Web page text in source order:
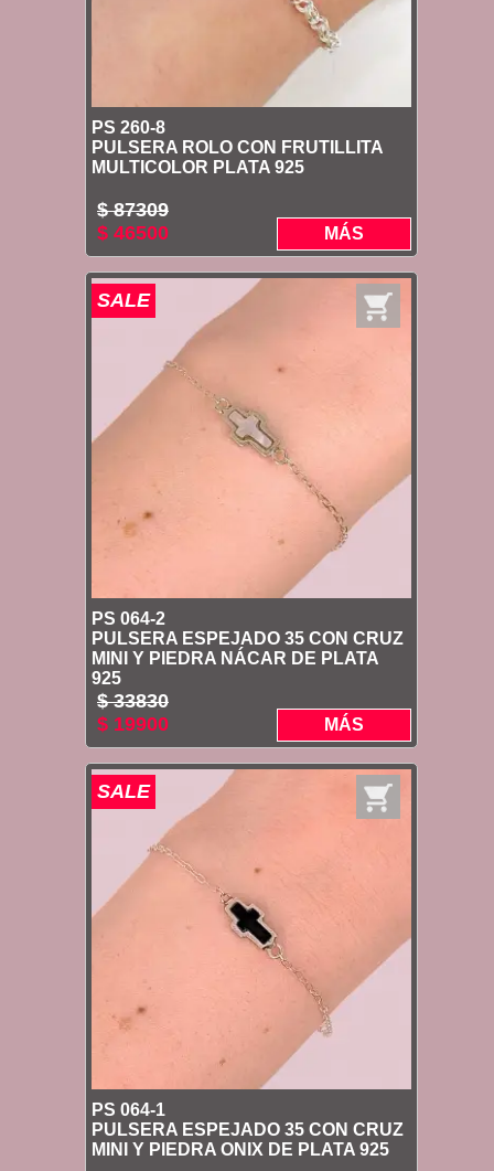
PS 260-8
PULSERA ROLO CON FRUTILLITA
MULTICOLOR PLATA 925
$ 87309
$ 46500
MÁS
SALE
PS 064-2
PULSERA ESPEJADO 35 CON CRUZ
MINI Y PIEDRA NÁCAR DE PLATA
925
$ 33830
$ 19900
MÁS
SALE
PS 064-1
PULSERA ESPEJADO 35 CON CRUZ
MINI Y PIEDRA ONIX DE PLATA 925